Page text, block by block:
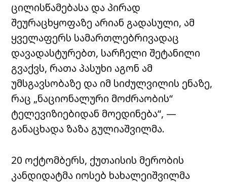
ცილისწამებასა და პირად
შეურაცხყოფაზე არიან გადასული, ამ
ყველაფერს სამართლებრივადაც
დავადასტურებთ, სარჩელი შეტანილი
გვაქვს, რათა პასუხი აგონ ამ
უმსგავსობაზე და იმ სიძულვილის ენაზე,
რაც „ნაციონალური მოძრაობის“
ტელევიზიებიდან მოედინება“, —
განაცხადა ზაზა გულიაშვილმა.
20 ოქტომბერს, ქუთაისის მერობის
კანდიდატმა იოსებ ხახალეიშვილმა